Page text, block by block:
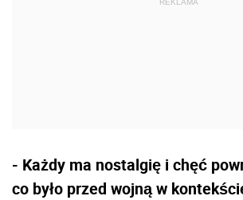
- Każdy ma nostalgię i chęć
co było przed wojną w